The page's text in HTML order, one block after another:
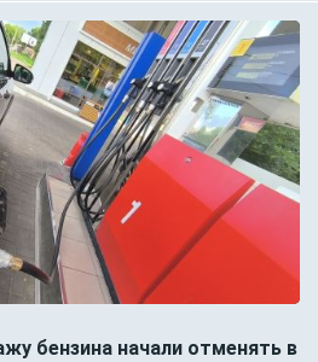
бензина начали отменять в